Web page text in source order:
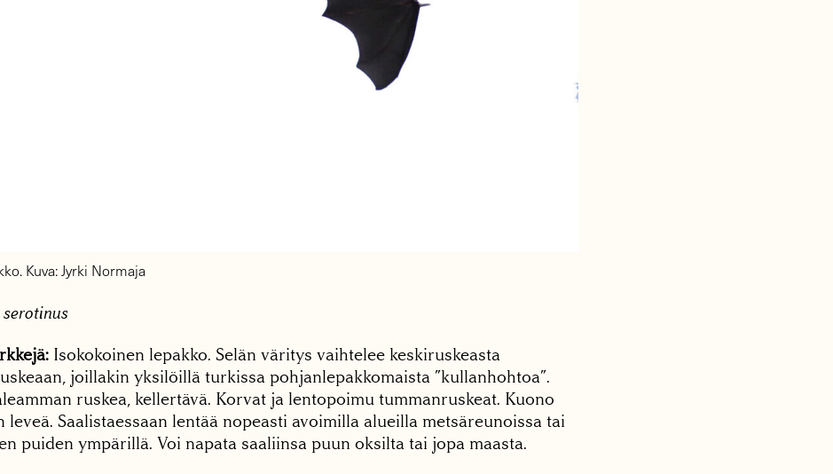
Kuva: Jyrki Normaja
Isokokoinen lepakko. Selän väritys vaihtelee keskiruskeasta
joillakin yksilöillä turkissa pohjanlepakkomaista ”kullanhohtoa”.
ruskea, kellertävä. Korvat ja lentopoimu tummanruskeat. Kuono
leveä. Saalistaessaan lentää nopeasti avoimilla alueilla metsäreunoissa tai
puiden ympärillä. Voi napata saaliinsa puun oksilta tai jopa maasta.